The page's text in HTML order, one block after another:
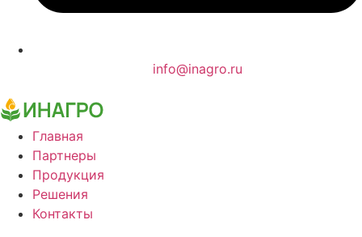
info@inagro.ru
Главная
Партнеры
Продукция
Решения
Контакты